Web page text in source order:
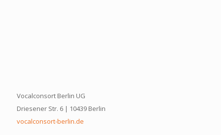
Vocalconsort Berlin UG
Driesener Str. 6 | 10439 Berlin
vocalconsort-berlin.de